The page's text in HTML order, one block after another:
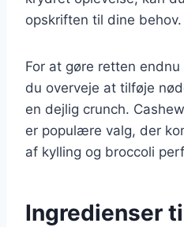
opskriften til dine behov.
For at gøre retten
du overveje at tilføje
en dejlig crunch.
er populære valg, der
af kylling og broccoli
Ingredienser